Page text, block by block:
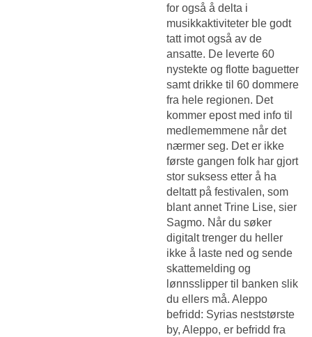
for også å delta i
musikkaktiviteter ble godt
tatt imot også av de
ansatte. De leverte 60
nystekte og flotte baguetter
samt drikke til 60 dommere
fra hele regionen. Det
kommer epost med info til
medlememmene når det
nærmer seg. Det er ikke
første gangen folk har gjort
stor suksess etter å ha
deltatt på festivalen, som
blant annet Trine Lise, sier
Sagmo. Når du søker
digitalt trenger du heller
ikke å laste ned og sende
skattemelding og
lønnsslipper til banken slik
du ellers må. Aleppo
befridd: Syrias neststørste
by, Aleppo, er befridd fra